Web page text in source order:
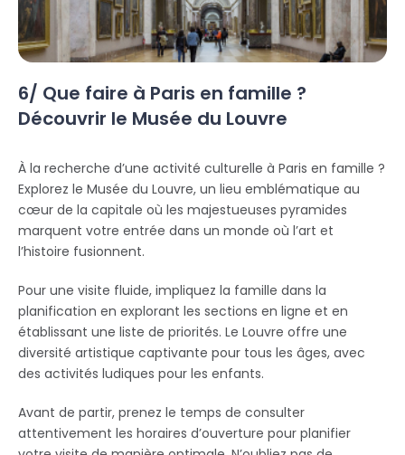
6/ Que faire à Paris en famille ?
Découvrir le Musée du Louvre
À la recherche d’une activité culturelle à Paris en famille ?
Explorez le Musée du Louvre, un lieu emblématique au
cœur de la capitale où les majestueuses pyramides
marquent votre entrée dans un monde où l’art et
l’histoire fusionnent.
Pour une visite fluide, impliquez la famille dans la
planification en explorant les sections en ligne et en
établissant une liste de priorités. Le Louvre offre une
diversité artistique captivante pour tous les âges, avec
des activités ludiques pour les enfants.
Avant de partir, prenez le temps de consulter
attentivement les horaires d’ouverture pour planifier